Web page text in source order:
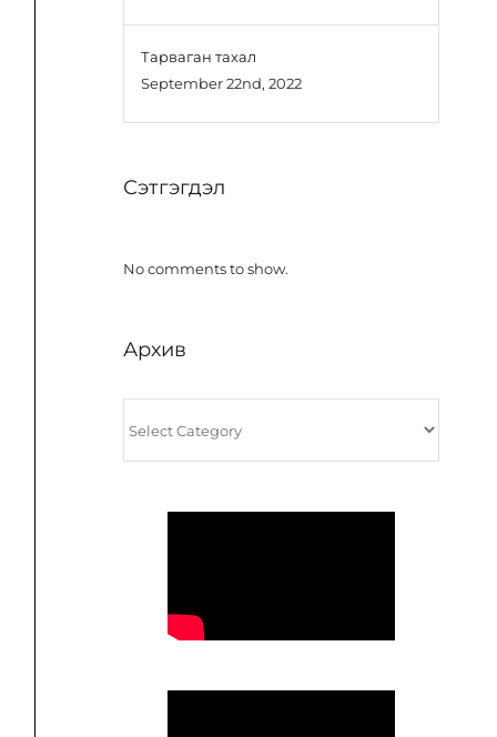
Тарваган тахал
September 22nd, 2022
Сэтгэгдэл
No comments to show.
Архив